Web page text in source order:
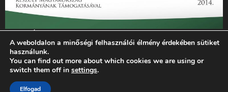
„Az Új Ember katolikus hetilap 2014. évi működésének
támogatását az EGYH-KCP-14-P-0121 sz. támogatási
szerződés keretében 3 000 000 Ft összegben támogatta az
Emberi Erőforrások Minisztériuma.”
© 2026 Magyar Kurír - Új Ember
A weboldalon a minőségi felhasználói élmény érdekében sütiket
használunk.
You can find out more about which cookies we are using or
switch them off in settings.
Elfogad